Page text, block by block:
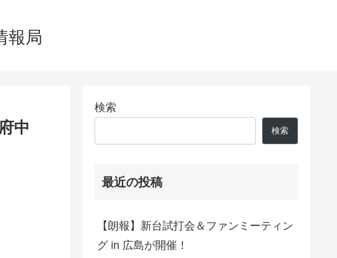
報局
中
検索
検索
最近の投稿
【朗報】新台試打会＆ファンミーティン
グ in 広島が開催！